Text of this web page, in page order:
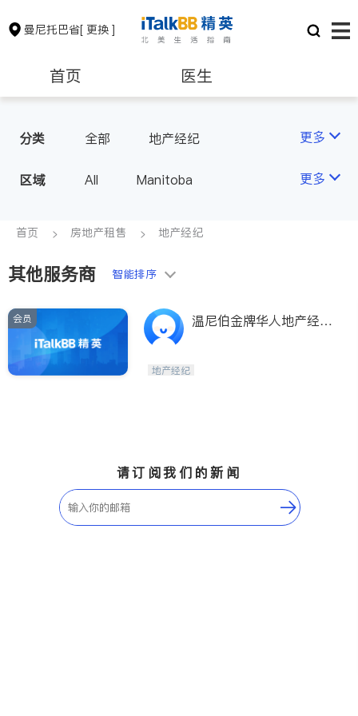
曼尼托巴省[ 更换 ]
首页 医生
会计师 建筑装修
分类 全部 地产经纪 更多
区域 All Manitoba 更多
首页 房地产租售 地产经纪
其他服务商 智能排序
会员
温尼伯金牌华人地产经
地产经纪
请订阅我们的新闻